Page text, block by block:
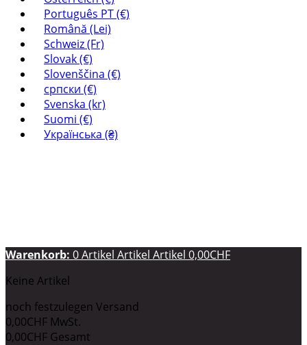
Português PT (€)
Română (Lei)
Schweiz (Fr)
Slovak (€)
Slovenščina (€)
српски (€)
Svenska (kr)
Suomi (€)
Українська (₴)
Warenkorb: 0Artikel Artikel Artikel 0,00CHF
Keine Artikel
noch festzulegen Versand
0,00CHF MwSt.
0,00CHF Gesamt